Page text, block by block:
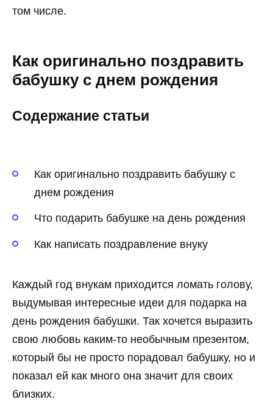
том числе.
Как оригинально поздравить
бабушку с днем рождения
Содержание статьи
Как оригинально поздравить бабушку с
днем рождения
Что подарить бабушке на день рождения
Как написать поздравление внуку
Каждый год внукам приходится ломать голову,
выдумывая интересные идеи для подарка на
день рождения бабушки. Так хочется выразить
свою любовь каким-то необычным презентом,
который бы не просто порадовал бабушку, но и
показал ей как много она значит для своих
близких.